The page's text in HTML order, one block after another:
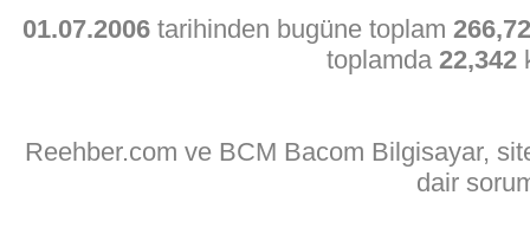
01.07.2006 tarihinden bugüne toplam
toplamda 22,342
Reehber.com ve BCM Bacom Bilgisayar,
dair